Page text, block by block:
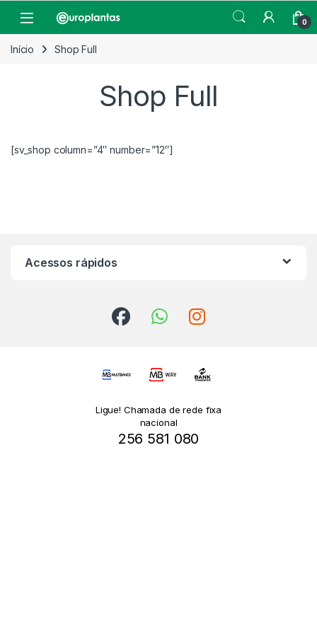
Open 0
Início Shop Full
Shop Full
[sv_shop column=”4″ number=”12″]
Acessos rápidos
Ligue! Chamada de rede fixa
nacional
256 581 080